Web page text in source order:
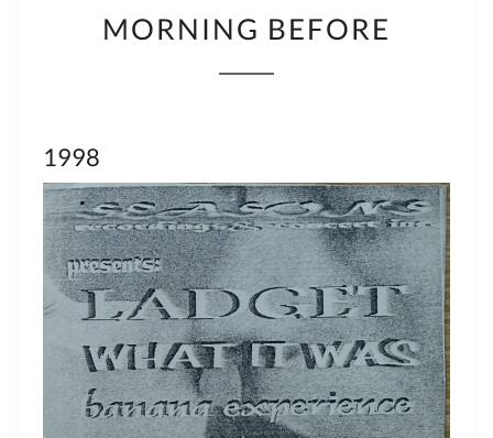
BEFORE
MORNING BEFORE
1998